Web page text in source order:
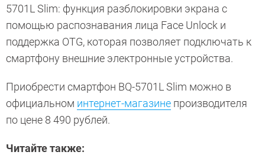
5701L Slim: функция разблокировки экрана с
помощью распознавания лица Face Unlock и
поддержка OTG, которая позволяет подключать к
смартфону внешние электронные устройства.
Приобрести смартфон BQ-5701L Slim можно в
официальном интернет-магазине производителя
по цене 8 490 рублей.
Читайте также: